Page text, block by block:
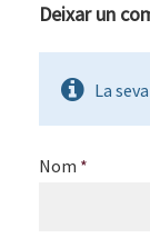
Deixar un
La
Nom *